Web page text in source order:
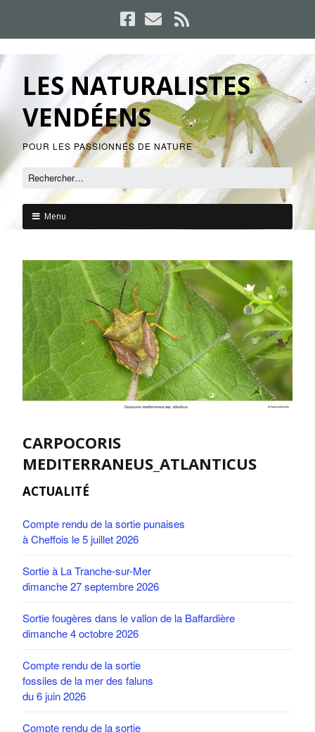
LES NATURALISTES
VENDÉENS
POUR LES PASSIONNÉS DE NATURE
Menu
CARPOCORIS
MEDITERRANEUS_ATLANTICUS
ACTUALITÉ
Compte rendu de la sortie punaises
à Cheffois le 5 juillet 2026
Sortie à La Tranche-sur-Mer
dimanche 27 septembre 2026
Sortie fougères dans le vallon de la Baffardière
dimanche 4 octobre 2026
Compte rendu de la sortie
fossiles de la mer des faluns
du 6 juin 2026
Compte rendu de la sortie